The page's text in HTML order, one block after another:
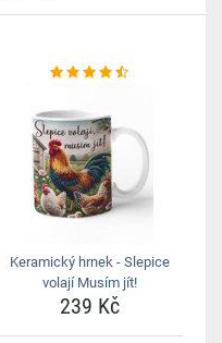
Keramický hrnek - Slepice
volají Musím jít!
239 Kč